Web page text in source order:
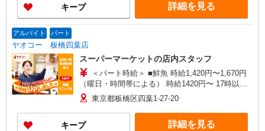
キープ 詳細を見る
アルバイト パート
ヤオコー 板橋四葉店
スーパーマーケットの店内スタッフ
＜パート時給＞ ■鮮魚 時給1,420円〜1,670円
（曜日・時間帯による） 時給1420円〜 17時以
降：時給1570円〜 ★土曜＋100円 ★日・祝＋100
円 ■鮮魚以外 時給1,320円〜1,570円（曜日・時間
帯による） 時給1320円〜 17時以降：時給1470
円〜 ★土曜＋100円 ★日・祝＋100円 ※アルバイ
東京都板橋区四葉1-27-20
キープ 詳細を見る